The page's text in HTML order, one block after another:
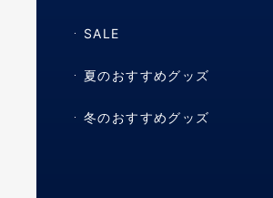
SALE
夏のおすすめグッズ
冬のおすすめグッズ